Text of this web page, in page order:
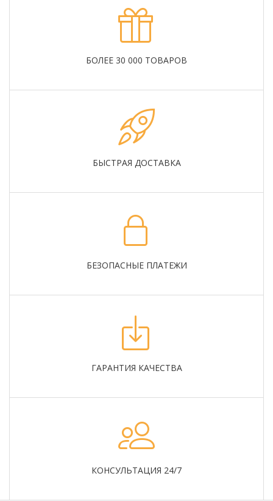
БОЛЕЕ 30 000 ТОВАРОВ
БЫСТРАЯ ДОСТАВКА
БЕЗОПАСНЫЕ ПЛАТЕЖИ
ГАРАНТИЯ КАЧЕСТВА
КОНСУЛЬТАЦИЯ 24/7